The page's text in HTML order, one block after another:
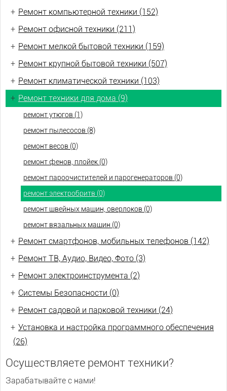
+ Ремонт компьютерной техники (152)
+ Ремонт офисной техники (211)
+ Ремонт мелкой бытовой техники (159)
+ Ремонт крупной бытовой техники (507)
+ Ремонт климатической техники (103)
+ Ремонт техники для дома (9)
ремонт утюгов (1)
ремонт пылесосов (8)
ремонт весов (0)
ремонт фенов, плойек (0)
ремонт пароочистителей и парогенераторов (0)
ремонт электробритв (0)
ремонт швейных машин, оверлоков (0)
ремонт вязальных машин (0)
+ Ремонт смартфонов, мобильных телефонов (142)
+ Ремонт ТВ, Аудио, Видео, Фото (3)
+ Ремонт электроинструмента (2)
+ Системы Безопасности (0)
+ Ремонт садовой и парковой техники (24)
+ Установка и настройка программного обеспечения
(26)
Осуществляете ремонт техники?
Зарабатывайте с нами!